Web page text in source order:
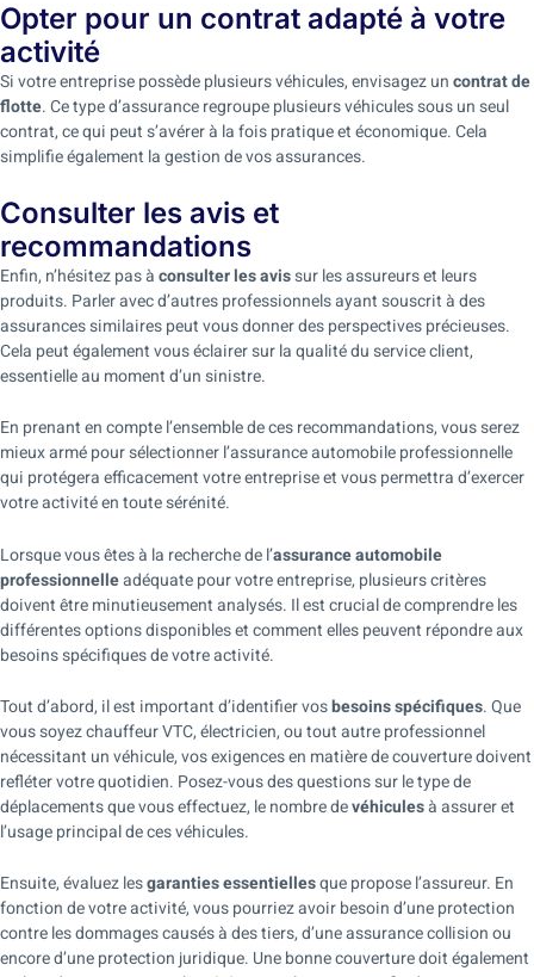
Opter pour un contrat adapté à votre
activité
Si votre entreprise possède plusieurs véhicules, envisagez uncontrat de
flotte. Ce type d’assurance regroupe plusieurs véhicules sous un seul
contrat, ce qui peut s’avérer à la fois pratique et économique. Cela
simplifie également la gestion de vos assurances.
Consulter les avis et
recommandations
Enfin, n’hésitez pas àconsulter les avissur les assureurs et leurs
produits. Parler avec d’autres professionnels ayant souscrit à des
assurances similaires peut vous donner des perspectives précieuses.
Cela peut également vous éclairer sur la qualité du service client,
essentielle au moment d’un sinistre.
En prenant en compte l’ensemble de ces recommandations, vous serez
mieux armé pour sélectionner l’assurance automobile professionnelle
qui protégera efficacement votre entreprise et vous permettra d’exercer
votre activité en toute sérénité.
Lorsque vous êtes à la recherche de l’assurance automobile
professionnelleadéquate pour votre entreprise, plusieurs critères
doivent être minutieusement analysés. Il est crucial de comprendre les
différentes options disponibles et comment elles peuvent répondre aux
besoins spécifiques de votre activité.
Tout d’abord, il est important d’identifier vosbesoins spécifiques. Que
vous soyez chauffeur VTC, électricien, ou tout autre professionnel
nécessitant un véhicule, vos exigences en matière de couverture doivent
refléter votre quotidien. Posez-vous des questions sur le type de
déplacements que vous effectuez, le nombre devéhiculesà assurer et
l’usage principal de ces véhicules.
Ensuite, évaluez lesgaranties essentiellesque propose l’assureur. En
fonction de votre activité, vous pourriez avoir besoin d’une protection
contre les dommages causés à des tiers, d’une assurance collision ou
encore d’une protection juridique. Une bonne couverture doit également